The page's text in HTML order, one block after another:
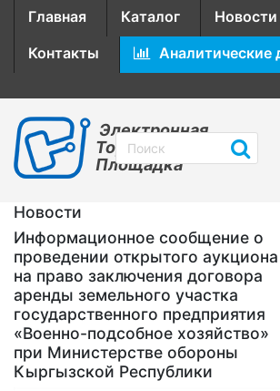
Главная Каталог Новости
Контакты
Аналитические
Электронная
Торговая
Площадка
Новости
Информационное сообщение о
проведении открытого аукциона
на право заключения договора
аренды земельного участка
государственного предприятия
«Военно-подсобное хозяйство»
при Министерстве обороны
Кыргызской Республики